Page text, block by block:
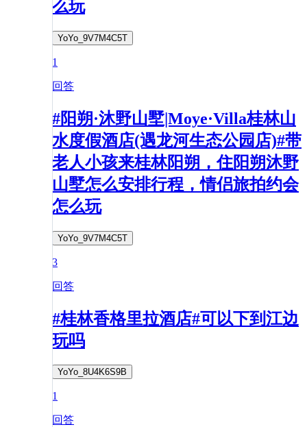
么玩
YoYo_9V7M4C5T
1
回答
#阳朔·沐野山墅|Moye·Villa桂林山
水度假酒店(遇龙河生态公园店)#带
老人小孩来桂林阳朔，住阳朔沐野
山墅怎么安排行程，情侣旅拍约会
怎么玩
YoYo_9V7M4C5T
3
回答
#桂林香格里拉酒店#可以下到江边
玩吗
YoYo_8U4K6S9B
1
回答